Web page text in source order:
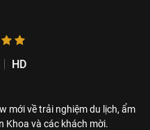
HD
mới về trải nghiệm du lịch, ẩm
Khoa và các khách mời.